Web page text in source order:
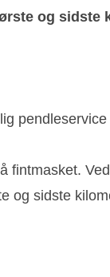
og sidste
fintmasket.
og sidste